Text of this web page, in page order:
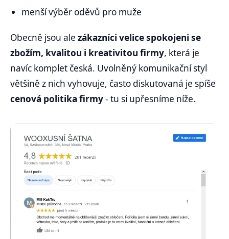
menší výběr oděvů pro muže
Obecně jsou ale zákazníci velice spokojeni se
zbožím, kvalitou i kreativitou firmy, která je
navíc komplet česká. Uvolněný komunikační styl
většině z nich vyhovuje, často diskutovaná je spíše
cenová politika firmy- tu si upřesníme níže.